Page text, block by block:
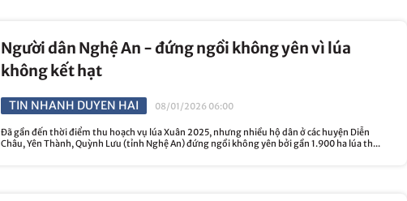
Người dân Nghệ An - đứng ngồi không yên vì lúa
không kết hạt
TIN NHANH DUYEN HAI 08/01/2026 06:00
Đã gần đến thời điểm thu hoạch vụ lúa Xuân 2025, nhưng nhiều hộ dân ở các huyện Diễn
Châu, Yên Thành, Quỳnh Lưu (tỉnh Nghệ An) đứng ngồi không yên bởi gần 1.900 ha lúa th...